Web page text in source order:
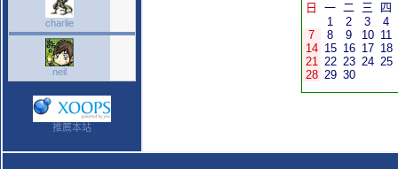
charlie
neil
推薦本站
日 一 二 三
四
1
2 3
4
7
8 9 10 11
14 15 16 17 18
21 22 23 24 25
28 29 30